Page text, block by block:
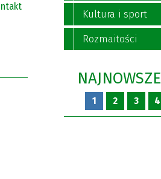
Kultura i sport
Rozmaitości
NAJNOWSZE
1 2 3 4